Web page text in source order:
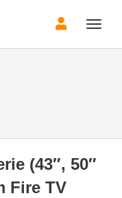
Toggle
(43″, 50″
Fire TV